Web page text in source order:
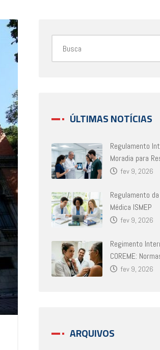
ÚLTIMAS NOTÍCIAS
Regulamento
Moradia para
fev 9, 2026
Regulamento
Médica ISMEP
fev 9, 2026
Regimento
COREME:
fev 9, 2026
ARQUIVOS